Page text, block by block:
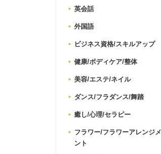
英会話
外国語
ビジネス資格/スキルアップ
健康/ボディケア/整体
美容/エステ/ネイル
ダンス/フラダンス/舞踏
癒し/心理/セラピー
フラワー/フラワーアレンジメ
ント